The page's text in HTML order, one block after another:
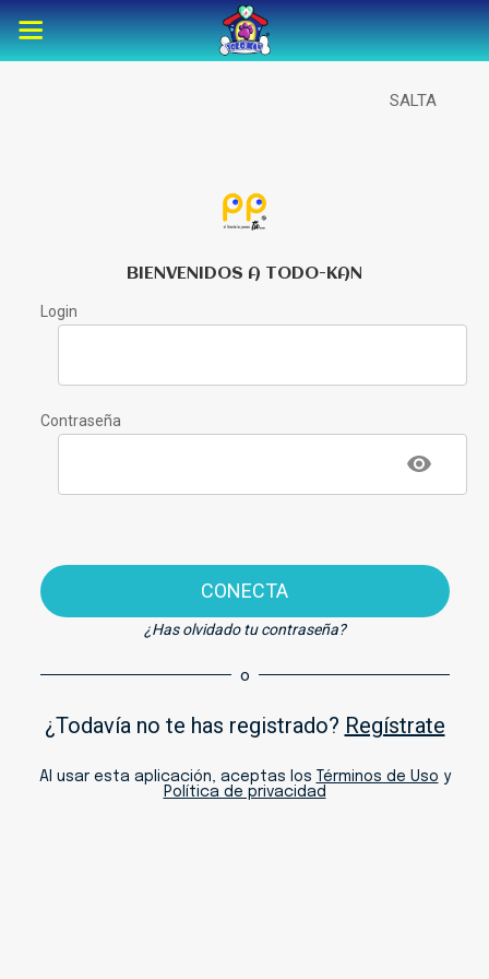
SALTA
BIENVENIDOS A TODO-KAN
Login
Contraseña
CONECTA
¿Has olvidado tu contraseña?
o
¿Todavía no te has registrado? Regístrate
Al usar esta aplicación, aceptas los Términos de Uso y
Política de privacidad